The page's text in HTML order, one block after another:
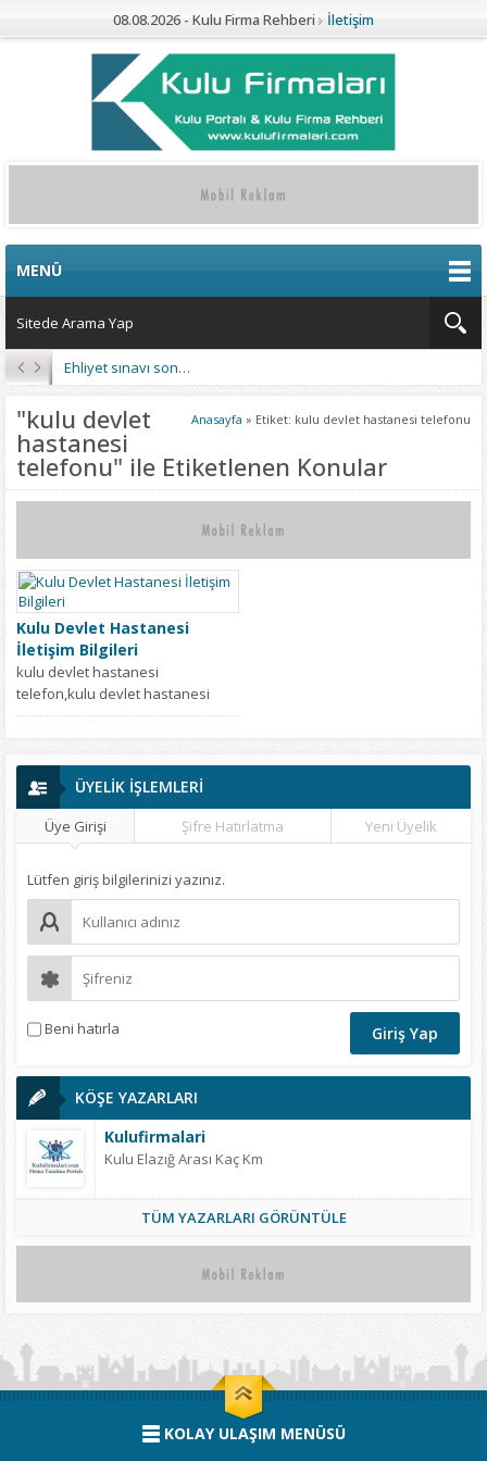
08.08.2026 - Kulu Firma Rehberi İletişim
MENÜ
Ehliyet sınavı sonuçları açıklandı
Anasayfa » Etiket: kulu devlet hastanesi telefonu
"kulu devlet
hastanesi
telefonu" ile Etiketlenen Konular
Kulu Devlet Hastanesi
İletişim Bilgileri
kulu devlet hastanesi
telefon,kulu devlet hastanesi
iletişim,kulu devlet hastanesi
adres,konya kulu devlet
hastanesi adres,kulu devlet...
ÜYELİK İŞLEMLERİ
Üye Girişi Şifre Hatırlatma Yeni Üyelik
Lütfen giriş bilgilerinizi yazınız.
Beni hatırla
KÖŞE YAZARLARI
Kulufirmalari
Kulu Elazığ Arası Kaç Km
TÜM YAZARLARI GÖRÜNTÜLE
KOLAY ULAŞIM MENÜSÜ